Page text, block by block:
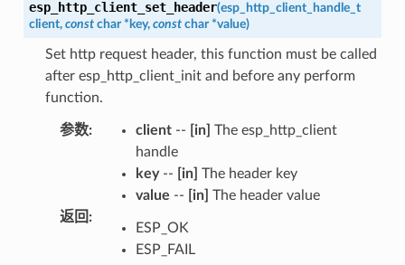
esp_http_client_set_header(esp_http_client_handle_t
client, const char * key, const char *value)
Set http request header, this function must be called
after esp_http_client_init and before any perform
function.
参数: client-- [in] The esp_http_client
handle
key-- [in] The header key
value -- [in] The header value
返回 :
ESP_OK
ESP_FAIL